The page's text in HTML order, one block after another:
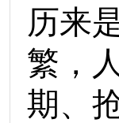
历来
繁，
期、